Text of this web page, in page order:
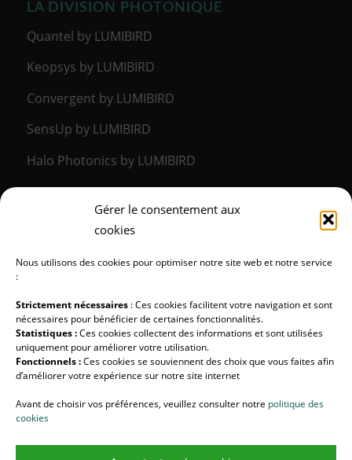
Gérer le consentement aux
cookies
Nous utilisons des cookies pour optimiser notre site web et notre service
:
Strictement nécessaires : Ces cookies facilitent votre navigation et sont
nécessaires pour bénéficier de certaines fonctionnalités.
Statistiques :Ces cookies collectent des informations et sont utilisées
uniquement pour améliorer votre utilisation.
Fonctionnels :Ces cookies se souviennent des choix que vous faites afin
d’améliorer votre expérience sur notre site internet
Avant de choisir vos préférences, veuillez consulter notre politique des
cookies
LA DIVISION PHOTONIQUE
Quantel by LUMIBIRD
Keopsys by LUMIBIRD
Convergent by LUMIBIRD
SensUp by LUMIBIRD
Halo Photonics by LUMIBIRD
LA DIVISION MÉDICALE
SUIVEZ-NOUS !
Halo Photonics